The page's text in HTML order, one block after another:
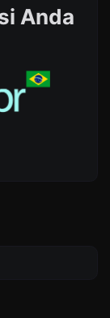
Anda